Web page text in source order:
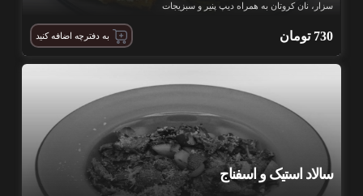
سزار، نان کروتان به همراه دیپ پنیر و سبزیجات
730 تومان به دفترچه اضافه کنید
سالاد استیک و اسفناج